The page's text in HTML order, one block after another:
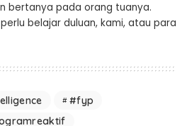
bertanya pada orang tuanya.
belajar duluan, kami, atau para
#fyp